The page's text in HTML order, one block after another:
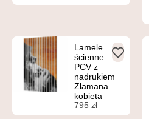
Lamele
ścienne
PCV z
nadrukiem
Złamana
kobieta
795 zł